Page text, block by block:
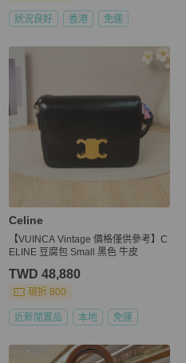
狀況良好 香港 免運
Celine
【VUINCA Vintage 價格僅供參考】C
ELINE 豆腐包 Small 黑色 牛皮
TWD 48,880
現折 800
近新閒置品 本地 免運